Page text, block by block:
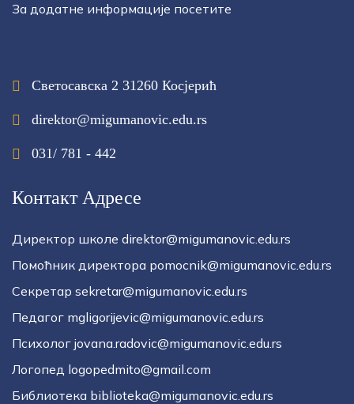
За додатне информације посетите
Светосавска 2 31260 Косјерић
direktor@migumanovic.edu.rs
031/ 781 - 442
Контакт Адресе
Директор школе direktor@migumanovic.edu.rs
Помоћник директора pomocnik@migumanovic.edu.rs
Секретар sekretar@migumanovic.edu.rs
Педагог mgligorijevic@migumanovic.edu.rs
Психолог jovana.radovic@migumanovic.edu.rs
Логопед logopedmito@gmail.com
Библиотека biblioteka@migumanovic.edu.rs